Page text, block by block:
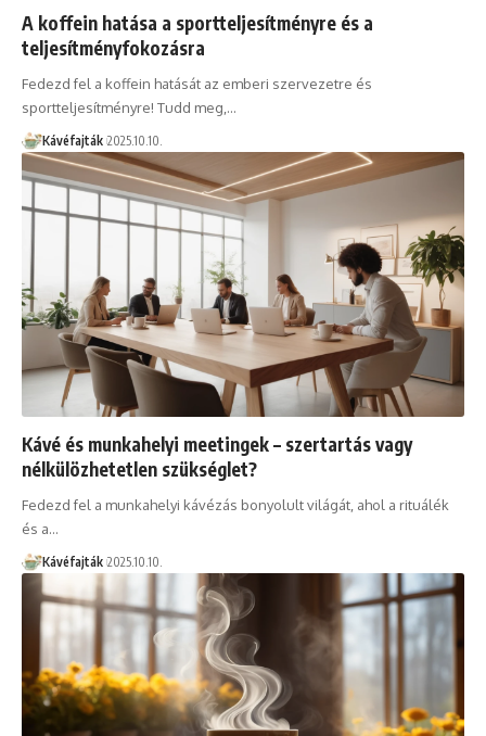
A koffein hatása a sportteljesítményre és a
teljesítményfokozásra
Fedezd fel a koffein hatását az emberi szervezetre és
sportteljesítményre! Tudd meg,…
Kávéfajták 2025.10.10.
Kávé és munkahelyi meetingek – szertartás vagy
nélkülözhetetlen szükséglet?
Fedezd fel a munkahelyi kávézás bonyolult világát, ahol a rituálék
és a…
Kávéfajták 2025.10.10.